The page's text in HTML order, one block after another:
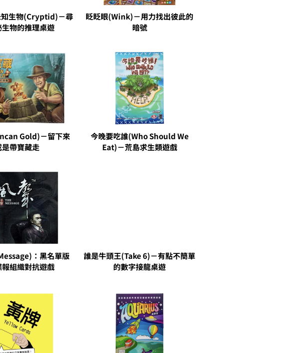
生物(Cryptid)－尋
物的推理桌遊
眨眨眼(Wink)－用力找出彼此的
暗號
Gold)－留下來
是帶寶藏走
今晚要吃誰(Who Should We
Eat)－荒島求生類遊戲
：黑名單版
組織對抗遊戲
誰是牛頭王(Take 6)－有點不簡單
的數字接龍桌遊